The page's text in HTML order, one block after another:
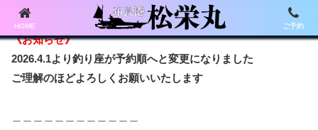
《お知らせ》
2026.4.1より釣り座が予約順へと変更になりました
ご理解のほどよろしくお願いいたします
HOME ご予約